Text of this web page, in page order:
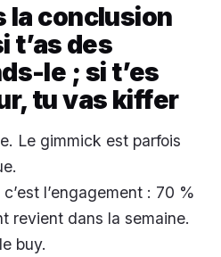
la conclusion
t’as des
le ; si t’es
tu vas kiffer
Le gimmick est parfois
l’engagement : 70 %
revient dans la semaine.
buy.